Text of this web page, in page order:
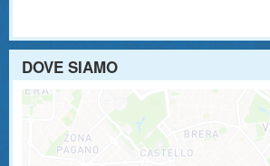
DOVE SIAMO